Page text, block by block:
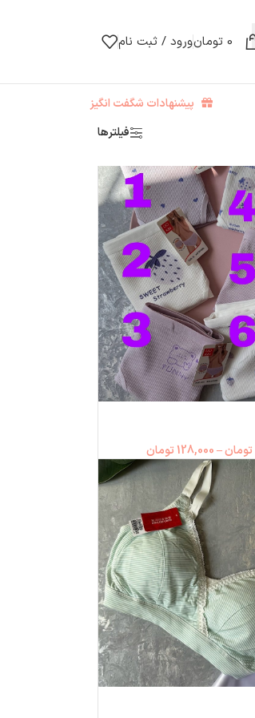
0 تومانورود / ثبت نام
پیشنهادات شگفت انگیز
فیلترها
تومان–
128,000 تومان